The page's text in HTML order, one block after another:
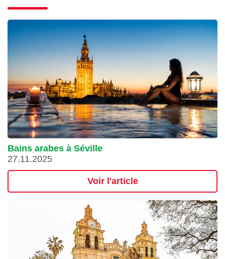
Bains arabes à Séville
27.11.2025
Voir l'article